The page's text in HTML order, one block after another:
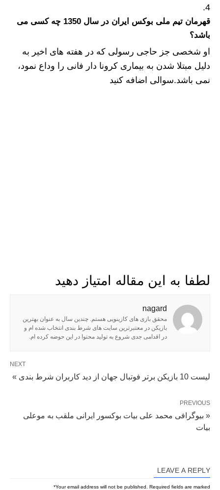
قهرمان تیم ملی بوکس ایران در سال 1350 چه کسی می
باشد؟
او شخصی جز حاجی رسولی که در هفته های اخیر به
دلیل مبتلا شدن به بیماری کرونا دار فانی را وداع نمود،
نمی باشد.سوالی اضافه کنید
لطفا به این مقاله امتیاز دهید
nagard
محقق بازی های کازینویی هستم. چندین سال به عنوان بهترین
بازیکن در معتبرترین سایت های شرط بندی انتخاب شده ام و
در اقدامی جدی شروع به تولید محتوا در این حوضه کرده ام.
NEXT
لیست 10 بازیکن برتر فوتبال جهان از دید کاربران شرط بندی »
PREVIOUS
« بیوگرافی محمد علی بیات بوکسور ایرانی ملقب به موعلی
بیات
LEAVE A REPLY
Your email address will not be published. Required fields are marked
*